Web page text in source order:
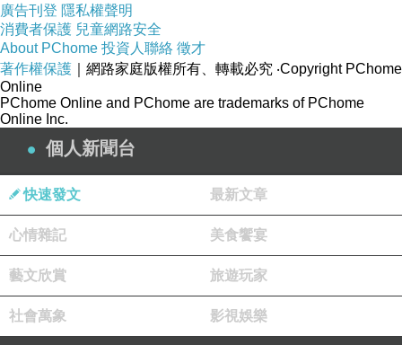
廣告刊登 隱私權聲明
消費者保護 兒童網路安全
About PChome 投資人聯絡 徵才
著作權保護 ｜網路家庭版權所有、轉載必究 ‧Copyright PChome
Online
PChome Online and PChome are trademarks of PChome
Online Inc.
個人新聞台
快速發文 最新文章
心情雜記 美食饗宴
藝文欣賞 旅遊玩家
社會萬象 影視娛樂